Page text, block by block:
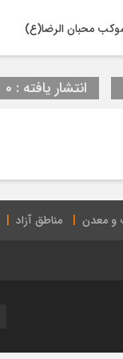
محبان الرضا(ع)
انتشار یافته : 0
معدن مناطق آزاد